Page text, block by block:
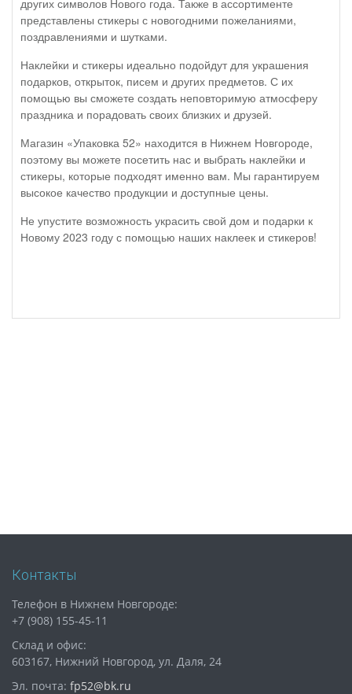
других символов Нового года. Также в ассортименте
представлены стикеры с новогодними пожеланиями,
поздравлениями и шутками.
Наклейки и стикеры идеально подойдут для украшения
подарков, открыток, писем и других предметов. С их
помощью вы сможете создать неповторимую атмосферу
праздника и порадовать своих близких и друзей.
Магазин «Упаковка 52» находится в Нижнем Новгороде,
поэтому вы можете посетить нас и выбрать наклейки и
стикеры, которые подходят именно вам. Мы гарантируем
высокое качество продукции и доступные цены.
Не упустите возможность украсить свой дом и подарки к
Новому 2023 году с помощью наших наклеек и стикеров!
Контакты
Телефон в Нижнем Новгороде:
+7 (908) 155-45-11
Склад и офис:
603167, Нижний Новгород, ул. Даля, 24
Эл. почта: fp52@bk.ru